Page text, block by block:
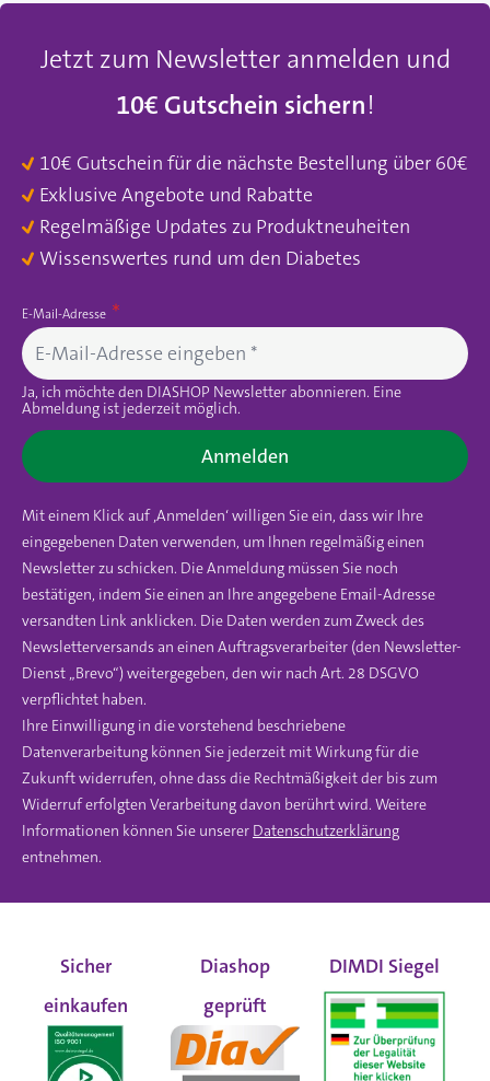
Jetzt zum Newsletter anmelden und
10€ Gutschein sichern!
10€ Gutschein für die nächste Bestellung über 60€
Exklusive Angebote und Rabatte
Regelmäßige Updates zu Produktneuheiten
Wissenswertes rund um den Diabetes
E-Mail-Adresse
Ja, ich möchte den DIASHOP Newsletter abonnieren. Eine
Abmeldung ist jederzeit möglich.
Anmelden
Mit einem Klick auf ‚Anmelden‘ willigen Sie ein, dass wir Ihre
eingegebenen Daten verwenden, um Ihnen regelmäßig einen
Newsletter zu schicken. Die Anmeldung müssen Sie noch
bestätigen, indem Sie einen an Ihre angegebene Email-Adresse
versandten Link anklicken. Die Daten werden zum Zweck des
Newsletterversands an einen Auftragsverarbeiter (den Newsletter-
Dienst „Brevo“) weitergegeben, den wir nach Art. 28 DSGVO
verpflichtet haben.
Ihre Einwilligung in die vorstehend beschriebene
Datenverarbeitung können Sie jederzeit mit Wirkung für die
Zukunft widerrufen, ohne dass die Rechtmäßigkeit der bis zum
Widerruf erfolgten Verarbeitung davon berührt wird. Weitere
Informationen können Sie unserer Datenschutzerklärung
entnehmen.
Sicher
einkaufen
Diashop
geprüft
DIMDI Siegel